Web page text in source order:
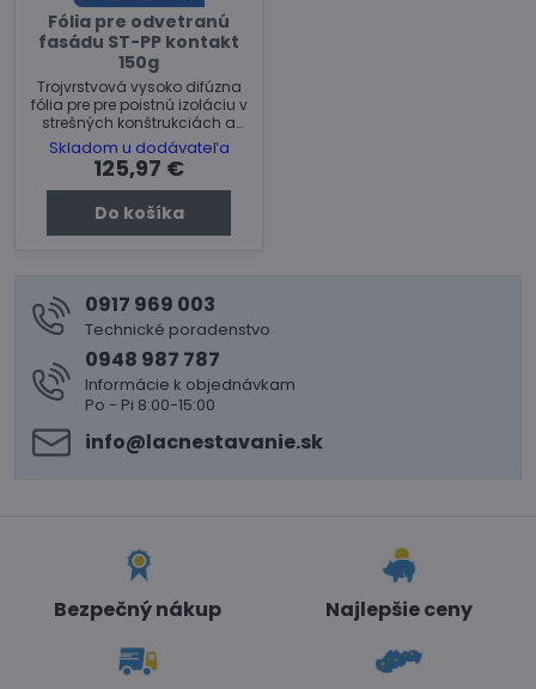
Fólia pre odvetranú
fasádu ST-PP kontakt
150g
Trojvrstvová vysoko difúzna
fólia pre pre poistnú izoláciu v
strešných konštrukciách a
systémoch vetraných fasád.
Skladom u dodávateľa
125,97 €
Do košíka
0917 969 003
Technické poradenstvo
0948 987 787
Informácie k objednávkam
Po - Pi 8:00-15:00
info​@lacnestavanie​.sk
Bezpečný nákup Najlepšie ceny